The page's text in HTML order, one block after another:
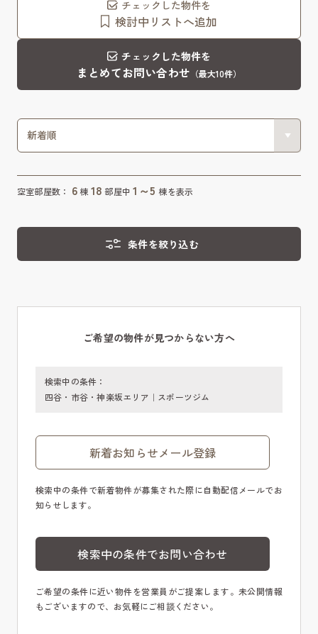
チェックした物件を
検討中リストへ追加
チェックした物件を
まとめてお問い合わせ （最大10件）
空室部屋数： 6棟 18 部屋中1～5棟を表示
条件を絞り込む
ご希望の物件が見つからない方へ
検索中の条件：
四谷・市谷・神楽坂エリア｜スポーツジム
新着お知らせメール登録
検索中の条件で新着物件が募集された際に自動配信メールでお
知らせします。
検索中の条件でお問い合わせ
ご希望の条件に近い物件を営業員がご提案します。未公開情報
もございますので、お気軽にご相談ください。